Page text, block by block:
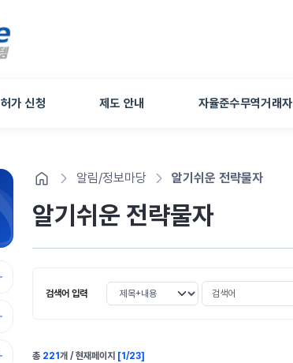
허가 신청 제도 안내 자율준수무역거래자
알림/정보마당 알기쉬운 전략물자
알기쉬운 전략물자
검색어 입력 검색 조건 선택 검색어
총 221 개 / 현재페이지 [1 /23]